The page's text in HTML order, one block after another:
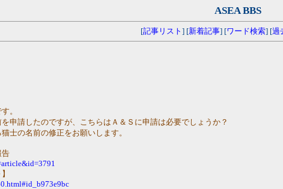
ASEA BBS
[記事リスト ] [新着記事] [ワード検索] [過
。
申請したのですが、こちらはＡ＆Ｓに申請は必要でしょうか？
士の名前の修正をお願いします。
告